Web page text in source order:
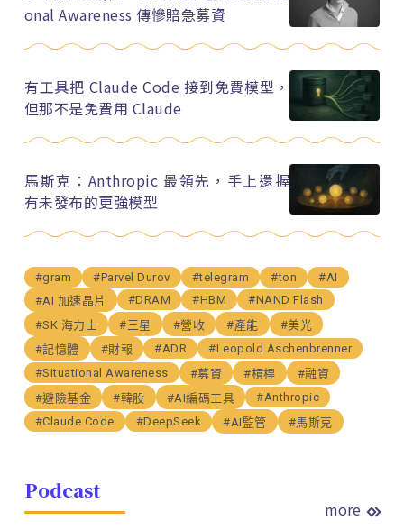
onal Awareness 傳慘賠急募資
有工具把 Claude Code 接到免費模型，
但那不是免費用 Claude
馬斯克：Anthropic 最領先，手上還握
有未發布的更強模型
#gram #Parvel Durov #telegram #ton
#AI
#AI 加速晶片
#DRAM #HBM
#NAND Flash
#SK 海力士
#三星 #營收 #產能
#美光
#記憶體
#財報 #ADR
#Leopold Aschenbrenner
#Situational Awareness
#募資 #槓桿
#融資
#避險基金
#韓股 #AI編碼工具
#Anthropic
#Claude Code
#DeepSeek #AI監管 #馬斯克
Podcast
more